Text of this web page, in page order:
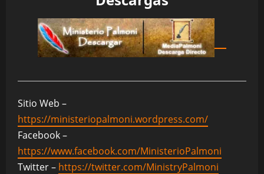
Sitio Web –
https://ministeriopalmoni.wordpress.com/
Facebook –
https://www.facebook.com/MinisterioPalmoni
Twitter – https://twitter.com/MinistryPalmoni